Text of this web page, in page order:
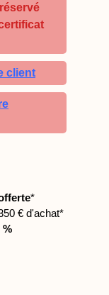
client
*
€ d'achat*
%